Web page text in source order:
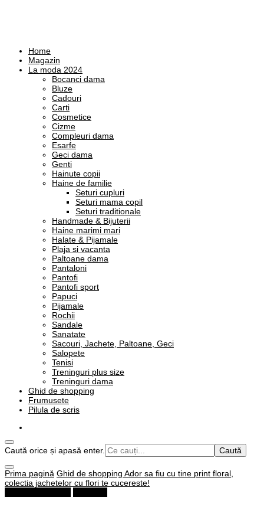
❤️ Stilul Meu Natural in Culori
Alege o viata plina de culoare!
Home
Magazin
La moda 2024
Bocanci dama
Bluze
Cadouri
Carti
Cosmetice
Cizme
Compleuri dama
Esarfe
Geci dama
Genti
Hainute copii
Haine de familie
Seturi cupluri
Seturi mama copil
Seturi traditionale
Handmade & Bijuterii
Haine marimi mari
Halate & Pijamale
Plaja si vacanta
Paltoane dama
Pantaloni
Pantofi
Pantofi sport
Papuci
Pijamale
Rochii
Sandale
Sanatate
Sacouri, Jachete, Paltoane, Geci
Salopete
Tenisi
Treninguri plus size
Treninguri dama
Ghid de shopping
Frumusete
Pilula de scris
Cauți
Caută orice și apasă enter.
Prima pagină Ghid de shopping Ador sa fiu cu tine print floral,
colectia jachetelor cu flori te cucereste!